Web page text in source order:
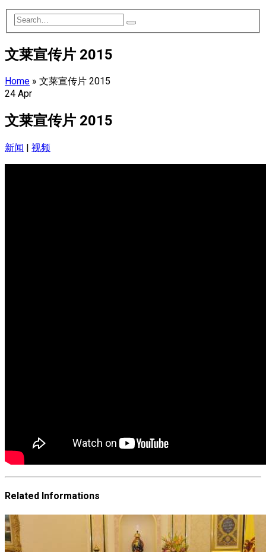
文莱宣传片 2015
Home »文莱宣传片 2015
24 Apr
文莱宣传片 2015
新闻 |视频
Related Informations